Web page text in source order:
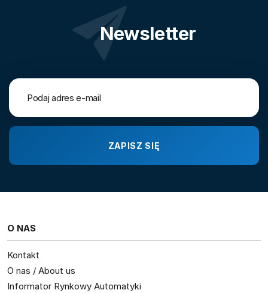
Newsletter
O NAS
Kontakt
O nas / About us
Informator Rynkowy Automatyki